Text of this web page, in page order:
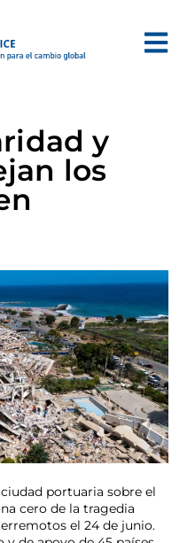
y
los
portuaria sobre el
cero de la tragedia
el 24 de junio.